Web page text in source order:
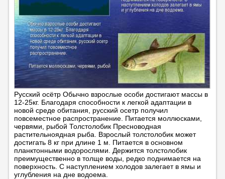
Русский осётр Обычно взрослые особи достигают массы в
12-25кг. Благодаря способности к легкой адаптации в
новой среде обитания, русский осетр получил
повсеместное распространение. Питается моллюсками,
червями, рыбой Толстолобик Пресноводная
растительноядная рыба. Взрослый толстолобик может
достигать 8 кг при длине 1 м. Питается в основном
планктонными водорослями. Держится толстолобик
преимущественно в толще воды, редко поднимается на
поверхность. С наступлением холодов залегает в ямы и
углубления на дне водоема.